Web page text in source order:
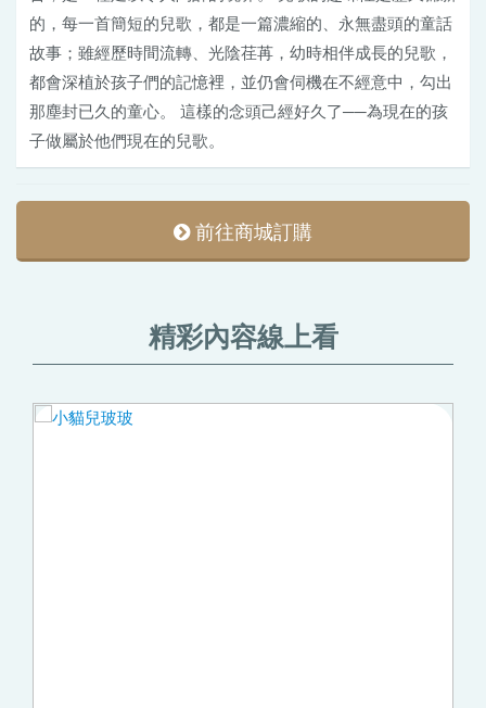
的，每一首簡短的兒歌，都是一篇濃縮的、永無盡頭的童話
故事；雖經歷時間流轉、光陰荏苒，幼時相伴成長的兒歌，
都會深植於孩子們的記憶裡，並仍會伺機在不經意中，勾出
那塵封已久的童心。 這樣的念頭己經好久了──為現在的孩
子做屬於他們現在的兒歌。
前往商城訂購
精彩內容線上看